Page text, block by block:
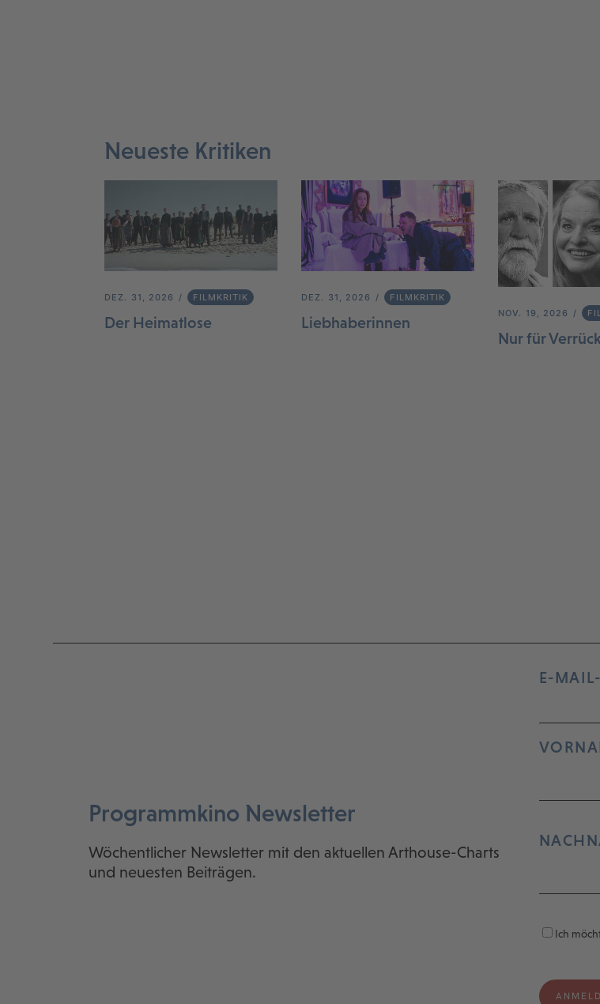
Neueste Kritiken
DEZ. 31, 2026 FILMKRITIK
Der Heimatlose
DEZ. 31, 2026 FILMKRITIK
Liebhaberinnen
NOV. 19, 2026
Nur für
Programmkino Newsletter
Wöchentlicher Newsletter mit den aktuellen Arthouse-Charts
und neuesten Beiträgen.
E-
Ich